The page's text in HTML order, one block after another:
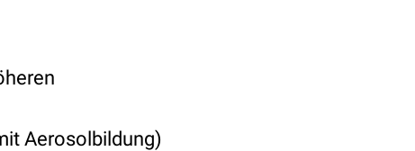
Aerosolbildung)